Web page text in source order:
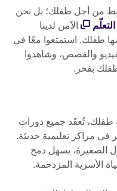
من أجل طفلك؛ بل نحن
الآمن لدينا
طفلك. استمتعوا معًا في
والقصص، وشاهدوا
طفلك بفخر.
طفلك، تُعقَد جميع دورات
في مراكز تعليمية حديثة.
الصغيرة، يسهل دمج